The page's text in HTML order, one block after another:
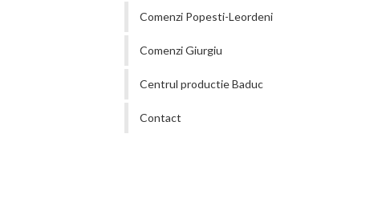
Comenzi Popesti-Leordeni
Comenzi Giurgiu
Centrul productie Baduc
Contact